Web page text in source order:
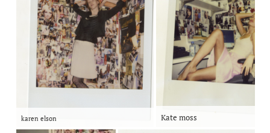
karen elson Kate moss